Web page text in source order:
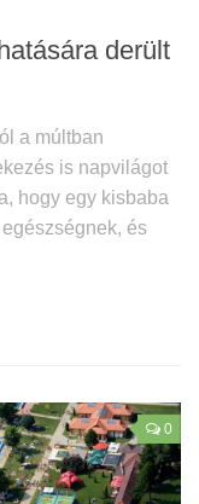
derült
a múltban
is napvilágot
hogy egy kisbaba
és
0